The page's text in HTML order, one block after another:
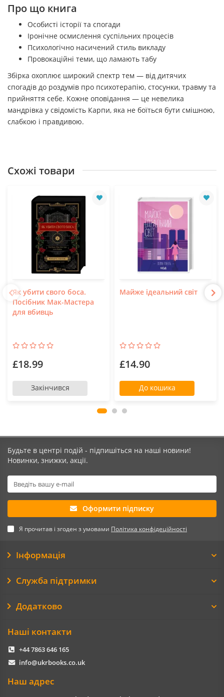
Про що книга
Особисті історії та спогади
Іронічне осмислення суспільних процесів
Психологічно насичений стиль викладу
Провокаційні теми, що ламають табу
Збірка охоплює широкий спектр тем — від дитячих
спогадів до роздумів про психотерапію, стосунки, травму та
прийняття себе. Кожне оповідання — це невелика
мандрівка у свідомість Карпи, яка не боїться бути смішною,
слабкою і правдивою.
Схожі товари
Як убити свого боса.
Посібник Мак-Мастера
для вбивць
£18.99
Закінчився
Майже ідеальний світ
£14.90
До кошика
Будьте в центрі подій - підпишіться на наші новини!
Новинки, знижки, акції.
Оформити підписку
Я прочитав і згоден з умовами Політика конфідеційності
Інформація
Служба підтримки
Додатково
Наші контакти
+44 7863 646 165
info@ukrbooks.co.uk
Наш адрес